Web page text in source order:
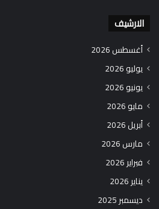
الارشيف
أغسطس 2026
يوليو 2026
يونيو 2026
مايو 2026
أبريل 2026
مارس 2026
فبراير 2026
يناير 2026
ديسمبر 2025